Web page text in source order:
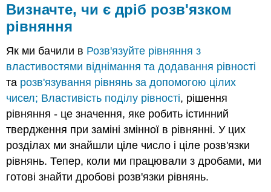
Визначте, чи є дріб розв'язком
рівняння
Як ми бачили в Розв'язуйте рівняння з
властивостями віднімання та додавання рівності
та розв'язування рівнянь за допомогою цілих
чисел; Властивість поділу рівності, рішення
рівняння - це значення, яке робить істинний
твердження при заміні змінної в рівнянні. У цих
розділах ми знайшли ціле число і ціле розв'язки
рівнянь. Тепер, коли ми працювали з дробами, ми
готові знайти дробові розв'язки рівнянь.